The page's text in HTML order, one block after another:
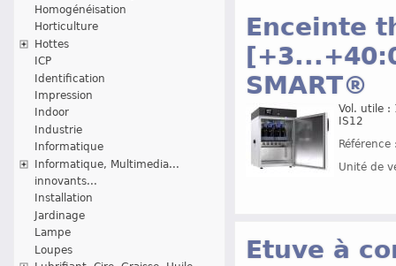
Homogénéisation
Horticulture
Hottes
ICP
Identification
Impression
Indoor
Industrie
Informatique
Informatique, Multimedia...
innovants...
Installation
Jardinage
Lampe
Loupes
Enceinte
SMART®
Vol. utile :
IS12
Unité de
Etuve à